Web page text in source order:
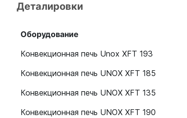
Деталировки
Оборудование
Конвекционная печь Unox XFT 193
Конвекционная печь UNOX XFT 185
Конвекционная печь UNOX XFT 135
Конвекционная печь UNOX XFT 190